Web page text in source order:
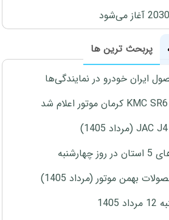
پربحث ترین ها
بهمن موتور (مرداد 1405)